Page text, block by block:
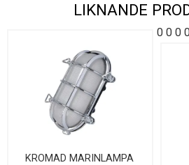
LIKNANDE
KROMAD MARINLAMPA
0 0 0